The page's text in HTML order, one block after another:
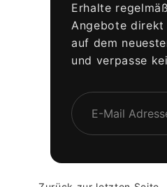
Erhalte
Angebote direkt
auf dem
und verpasse